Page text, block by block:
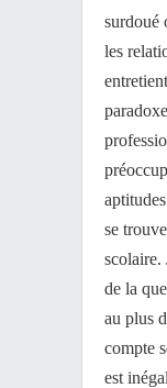
surdoué
les
se
scolaire.
de la
au plus
compte
est